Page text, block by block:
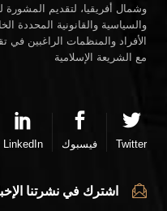
وشمال أفريقيا، لتقديم المشورة
والسياسية والقانونية المحددة
الأفراد والمنظمات الراغبين
مع الشريعة الإسلامية
Twitter فيسبوك LinkedIn
اشترك في نشرتنا